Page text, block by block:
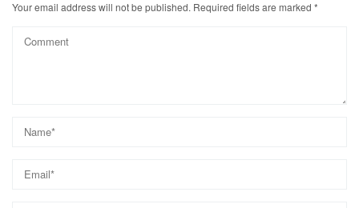
Your email address will not be published. Required fields are marked *